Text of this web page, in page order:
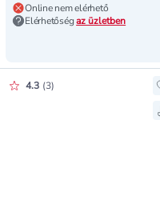
Online nem elérhető
Elérhetőségaz üzletben
Értékelés pontszáma:
4.3 (3)